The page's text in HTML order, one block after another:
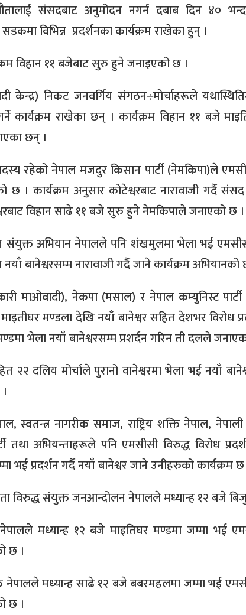
संसदबाट अनुमोदन नगर्न दबाब दिन ४०
विभिन्न प्रदर्शनका कार्यक्रम राखेका हुन् ।
विहान ११ बजेबाट सुरु हुने जनाइएको छ ।
केन्द्र) निकट जनवर्गिय संगठन÷मोर्चाहरूले
कार्यक्रम राखेका छन् । कार्यक्रम विहान ११ बजे
छन् ।
रहेको नेपाल मजदुर किसान पार्टी (नेमकिपा)ले
छ । कार्यक्रम अनुसार कोटेश्वरबाट नारावाजी गर्दै
विहान साढे ११ बजे सुरु हुने नेमकिपाले जनाएको छ ।
अभियान नेपालले पनि शंखमुलमा भेला भई
बानेश्वरसम्म नारावाजी गर्दै जाने कार्यक्रम अभियानको
माओवादी), नेकपा (मसाल) र नेपाल कम्युनिस्ट
मण्डला देखि नयाँ बानेश्वर सहित देशभर विरोध
भेला नयाँ बानेश्वरसम्म प्रशर्दन गरिन ती दलले
२२ दलिय मोर्चाले पुरानो वानेश्वरमा भेला भई नयाँ
स्वतन्त्र नागरीक समाज, राष्ट्रिय शक्ति नेपाल,
तथा अभियन्ताहरूले पनि एमसीसी विरुद्ध विरोध
भई प्रदर्शन गर्दै नयाँ बानेश्वर जाने उनीहरुको कार्यक्रम छ
विरुद्ध संयुक्त जनआन्दोलन नेपालले मध्यान्ह १२ बजे
नेपालले मध्यान्ह १२ बजे माइतिघर मण्डमा जम्मा भई
छ ।
नेपालले मध्यान्ह साढे १२ बजे बबरमहलमा जम्मा भई
छ ।